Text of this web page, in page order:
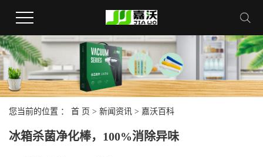
您当前的位置 ： 首 页 > 新闻资讯 > 嘉沃百科
冰箱杀菌净化棒，100%消除异味